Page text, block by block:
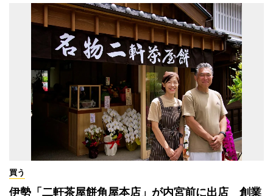
買う
伊勢「二軒茶屋餅角屋本店」が内宮前に出店 創業